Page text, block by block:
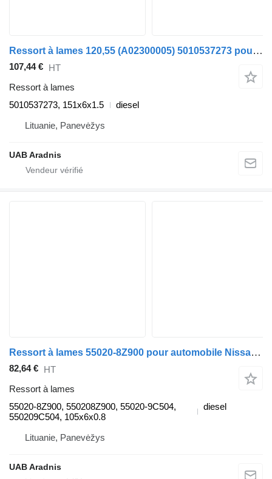
Ressort à lames 120,55 (A02300005) 5010537273 pour automobile Renault MASCOTT Furgon/Estate
107,44 € HT
Ressort à lames
5010537273, 151x6x1.5
diesel
Lituanie, Panevėžys
UAB Aradnis
Ressort à lames 55020-8Z900 pour automobile Nissan VANETTE Furgon (S20)
82,64 € HT
Ressort à lames
55020-8Z900, 550208Z900, 55020-9C504,
550209C504, 105x6x0.8
diesel
Lituanie, Panevėžys
UAB Aradnis